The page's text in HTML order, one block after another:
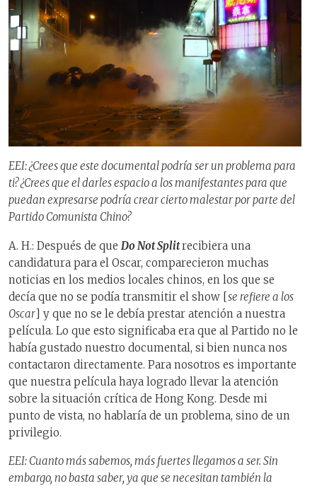
EEI: ¿Crees que este documental podría ser un problema para
ti? ¿Crees que el darlesespacio a los manifestantes para que
puedan expresarse podría crear cierto malestar por parte del
Partido Comunista Chino?
A. H.: Después de que Do Not Splitrecibiera una
candidatura para el Oscar, comparecieron muchas
noticias en los medios locales chinos, en los que se
decía que no se podía transmitir el show [se refiere a los
Oscar] y que no se le debía prestar atención a nuestra
película. Lo que esto significaba era que al Partido no le
había gustado nuestro documental, si bien nunca nos
contactaron directamente. Para nosotros es importante
que nuestra película haya logrado llevar la atención
sobre la situación crítica de Hong Kong. Desde mi
punto de vista, no hablaría de un problema, sino de un
privilegio.
EEI: Cuanto más sabemos, más fuertes llegamos a ser. Sin
embargo, no basta saber, ya que se necesitan también la